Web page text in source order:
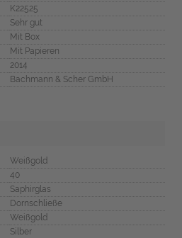
K22525
Sehr gut
Mit Box
Mit Papieren
2014
Bachmann & Scher GmbH
Weißgold
40
Saphirglas
Dornschließe
Weißgold
Silber